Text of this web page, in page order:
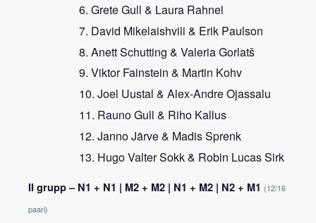
Grete Gull & Laura Rahnel
David Mikelaishvili & Erik Paulson
Anett Schutting & Valeria Gorlatš
Viktor Fainstein & Martin Kohv
Joel Uustal & Alex-Andre Ojassalu
Rauno Gull & Riho Kallus
Janno Järve & Madis Sprenk
Hugo Valter Sokk & Robin Lucas Sirk
II grupp – N1 + N1 | M2 + M2 | N1 + M2 | N2 + M1 (12/16
paari)